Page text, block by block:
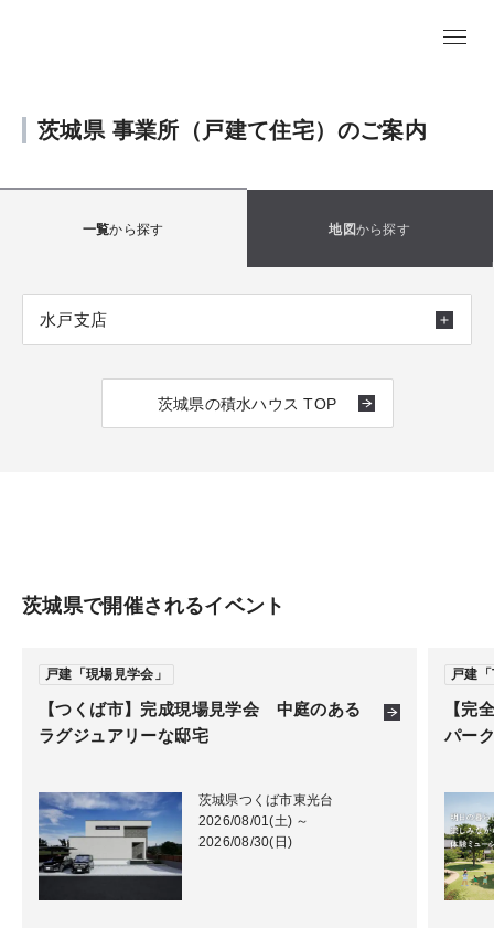
茨城県 事業所（戸建て住宅）のご案内
一覧から探す 地図から探す
水戸支店
茨城県の積水ハウス TOP
茨城県で開催されるイベント
【つくば市】完成現場見学会 中庭のある
ラグジュアリーな邸宅
戸建「現場見学会」
茨城県つくば市東光台
2026/08/01(土) ～
2026/08/30(日)
【完
パー
戸建